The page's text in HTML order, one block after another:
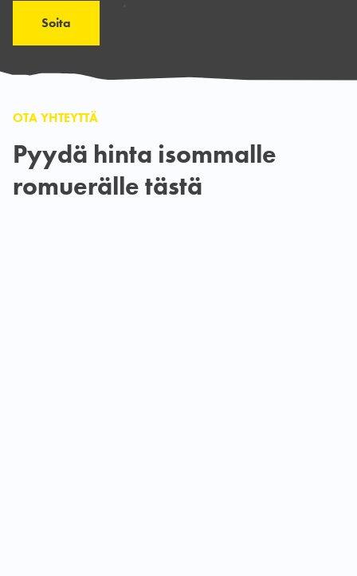
Soita
OTA YHTEYTTÄ
Pyydä hinta isommalle
romuerälle tästä